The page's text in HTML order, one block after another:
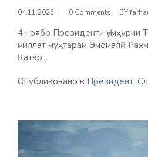
04.11.2025 0 Comments BY
4 ноябр Президенти Ҷумҳурии
миллат муҳтарам Эмомалӣ
Қатар...
Опубликовано в Президент,